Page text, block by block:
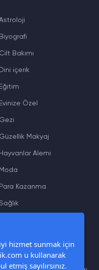
Biyografi
Cilt Bakımı
Dini içerik
Eğitim
Evinize Özel
Gezi
Güzellik Makyaj
Hayvanlar Alemi
Moda
Para Kazanma
Sağlık
hizmet sunmak için
u kullanarak
etmiş sayılırsınız.